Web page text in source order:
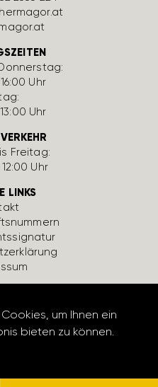
um Ihnen ein
bieten zu können.
Uhr
Uhr
Freitag:
Uhr
LINKS